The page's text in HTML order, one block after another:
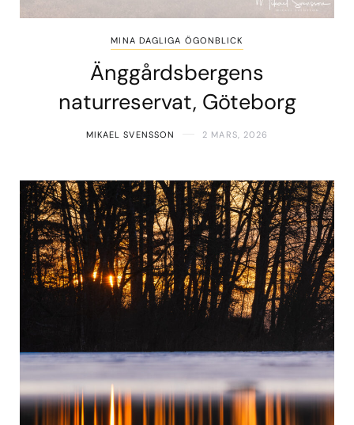
MINA DAGLIGA ÖGONBLICK
Änggårdsbergens
naturreservat, Göteborg
MIKAEL SVENSSON 2 MARS, 2026